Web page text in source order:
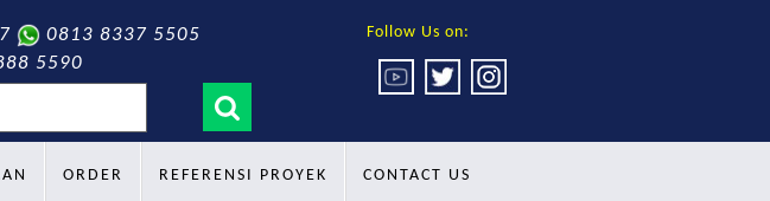
0813 8337 5505
5590
Follow Us on:
ORDER REFERENSI PROYEK CONTACT US